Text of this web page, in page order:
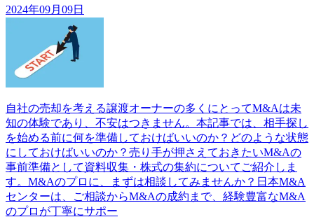
2024年09月09日
自社の売却を考える譲渡オーナーの多くにとってM&Aは未
知の体験であり、不安はつきません。本記事では、相手探し
を始める前に何を準備しておけばいいのか？どのような状態
にしておけばいいのか？売り手が押さえておきたいM&Aの
事前準備として資料収集・株式の集約についてご紹介しま
す。M&Aのプロに、まずは相談してみませんか？日本M&A
センターは、ご相談からM&Aの成約まで、経験豊富なM&A
のプロが丁寧にサポー